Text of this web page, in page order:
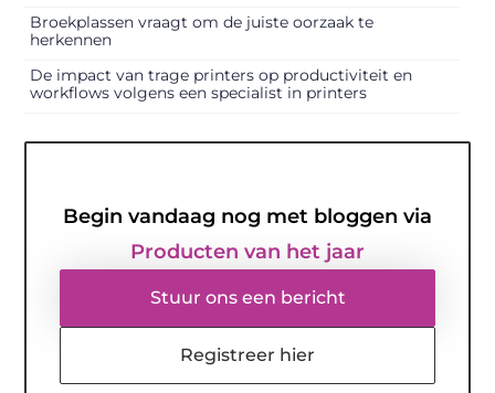
Broekplassen vraagt om de juiste oorzaak te
herkennen
De impact van trage printers op productiviteit en
workflows volgens een specialist in printers
Begin vandaag nog met bloggen via
Producten van het jaar
Stuur ons een bericht
Registreer hier